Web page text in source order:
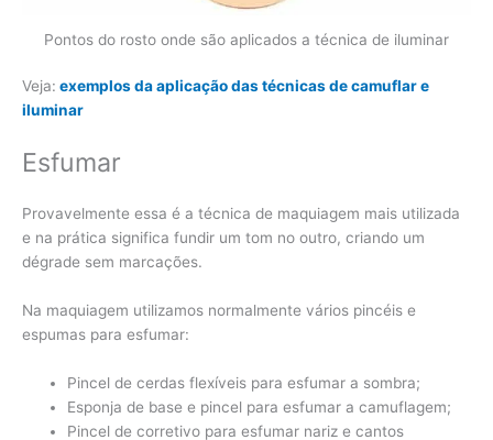
Pontos do rosto onde são aplicados a técnica de iluminar
Veja: exemplos da aplicação das técnicas de camuflar e
iluminar
Esfumar
Provavelmente essa é a técnica de maquiagem mais utilizada
e na prática significa fundir um tom no outro, criando um
dégrade sem marcações.
Na maquiagem utilizamos normalmente vários pincéis e
espumas para esfumar:
Pincel de cerdas flexíveis para esfumar a sombra;
Esponja de base e pincel para esfumar a camuflagem;
Pincel de corretivo para esfumar nariz e cantos